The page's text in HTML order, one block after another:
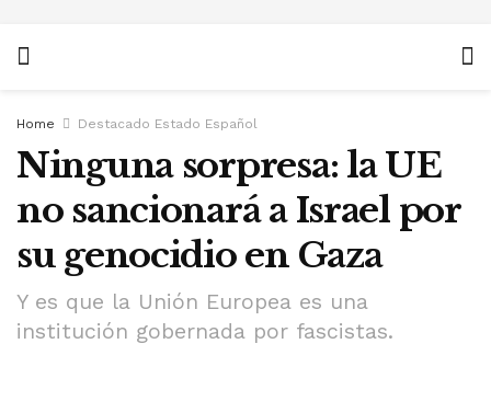
Home Destacado Estado Español
Ninguna sorpresa: la UE
no sancionará a Israel por
su genocidio en Gaza
Y es que la Unión Europea es una
institución gobernada por fascistas.